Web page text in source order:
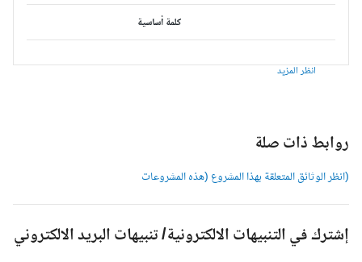
كلمة أساسية
انظر المزيد
روابط ذات صلة
(انظر الوثائق المتعلقة بهذا المشروع (هذه المشروعات
إشترك في التنبيهات الالكترونية/ تنبيهات البريد الالكتروني